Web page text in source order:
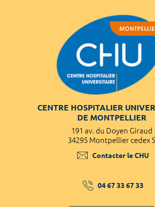
CENTRE HOSPITALIER
DE MONTPELLIER
191 av. du Doyen Giraud
34295 Montpellier cedex 5
Contacter le CHU
04 67 33 67 33